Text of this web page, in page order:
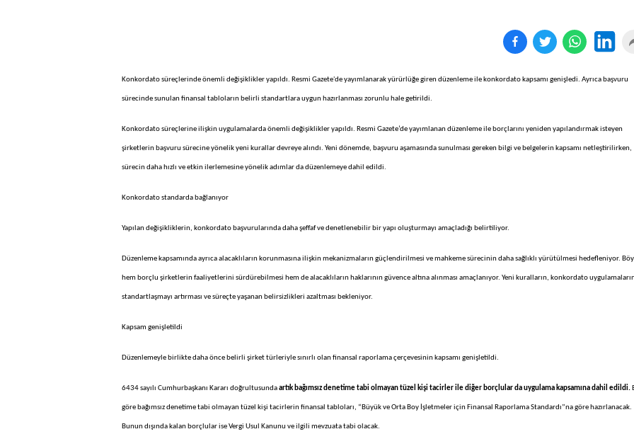
Konkordato süreçlerinde önemli değişiklikler yapıldı. Resmi Gazete'de yayımlanarak yürürlüğe giren düzenleme ile konkordato kapsamı genişledi. Ayrıca başvuru
sürecinde sunulan finansal tabloların belirli standartlara uygun hazırlanması zorunlu hale getirildi.
Konkordato süreçlerine ilişkin uygulamalarda önemli değişiklikler yapıldı. Resmi Gazete’de yayımlanan düzenleme ile borçlarını yeniden yapılandırmak isteyen
şirketlerin başvuru sürecine yönelik yeni kurallar devreye alındı. Yeni dönemde, başvuru aşamasında sunulması gereken bilgi ve belgelerin kapsamı netleştirilirken,
sürecin daha hızlı ve etkin ilerlemesine yönelik adımlar da düzenlemeye dahil edildi.
Konkordato standarda bağlanıyor
Yapılan değişikliklerin, konkordato başvurularında daha şeffaf ve denetlenebilir bir yapı oluşturmayı amaçladığı belirtiliyor.
Düzenleme kapsamında ayrıca alacaklıların korunmasına ilişkin mekanizmaların güçlendirilmesi ve mahkeme sürecinin daha sağlıklı yürütülmesi hedefleniyor.
hem borçlu şirketlerin faaliyetlerini sürdürebilmesi hem de alacaklıların haklarının güvence altına alınması amaçlanıyor. Yeni kuralların, konkordato
standartlaşmayı artırması ve süreçte yaşanan belirsizlikleri azaltması bekleniyor.
Kapsam genişletildi
Düzenlemeyle birlikte daha önce belirli şirket türleriyle sınırlı olan finansal raporlama çerçevesinin kapsamı genişletildi.
6434 sayılı Cumhurbaşkanı Kararı doğrultusundaartık bağımsız denetime tabi olmayan tüzel kişi tacirler ile diğer borçlular da uygulama kapsamına dahil edildi.
göre bağımsız denetime tabi olmayan tüzel kişi tacirlerin finansal tabloları, “Büyük ve Orta Boy İşletmeler için Finansal Raporlama Standardı”na göre hazırlanacak.
Bunun dışında kalan borçlular ise Vergi Usul Kanunu ve ilgili mevzuata tabi olacak.